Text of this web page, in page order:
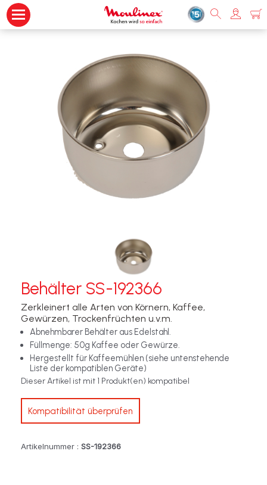
Behälter SS-192366
Zerkleinert alle Arten von Körnern, Kaffee,
Gewürzen, Trockenfrüchten u.v.m.
Abnehmbarer Behälter aus Edelstahl.
Füllmenge: 50g Kaffee oder Gewürze.
Hergestellt für Kaffeemühlen (siehe untenstehende
Liste der kompatiblen Geräte)
Dieser Artikel ist mit 1 Produkt(en) kompatibel
Kompatibilität überprüfen
Artikelnummer : SS-192366